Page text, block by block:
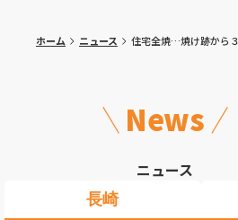
ホーム ニュース 住宅全焼…焼け跡から３遺体 居住
News
ニュース
長崎